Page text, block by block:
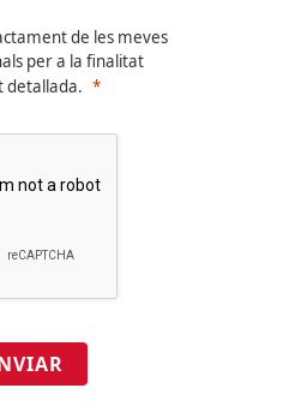
de les meves
per a la finalitat